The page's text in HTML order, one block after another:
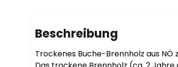
Beschreibung
Trockenes Buche-Brennholz aus NÖ